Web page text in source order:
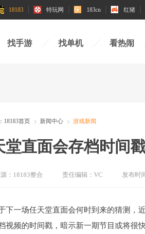
18183 特玩网 183cn 红猪
找手游 找单机 看热闹
18183首页 新闻中心 游戏新闻
堂直面会存档时间
： 18183整合 责任编辑： VC 发布时
下一场任天堂直面会何时到来的猜测，
视频的时间戳，暗示新一期节目或将